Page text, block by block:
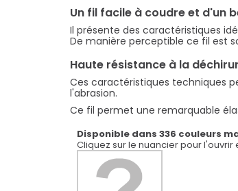
Un fil facile à coudre et d'un
Il présente des caractéristiques
De manière perceptible ce fil est
Haute résistance à la
Ces caractéristiques techniques
l'abrasion.
Ce fil permet une remarquable
Disponible dans 336 couleurs
Cliquez sur le nuancier pour l'ouvrir